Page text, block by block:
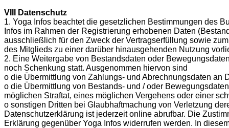
VIII Datenschutz
1. Yoga Infos beachtet die gesetzlichen Bestimmungen des
Infos im Rahmen der Registrierung erhobenen Daten
ausschließlich für den Zweck der Vertragserfüllung sowie
des Mitglieds zu einer darüber hinausgehenden Nutzung
2. Eine Weitergabe von Bestandsdaten oder
noch Schenkung statt. Ausgenommen hiervon sind
o die Übermittlung von Zahlungs- und Abrechnungsdaten an
o die Übermittlung von Bestands- und / oder
möglichen Straftat, eines möglichen Vergehens oder einer
o sonstigen Dritten bei Glaubhaftmachung von Verletzung
Datenschutzerklärung ist jederzeit online abrufbar. Die
Erklärung gegenüber Yoga Infos widerrufen werden. In